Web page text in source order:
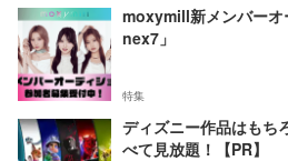
moxymill新メンバー
nex7」
特集
ディズニー作品はもち
べて見放題！【PR】